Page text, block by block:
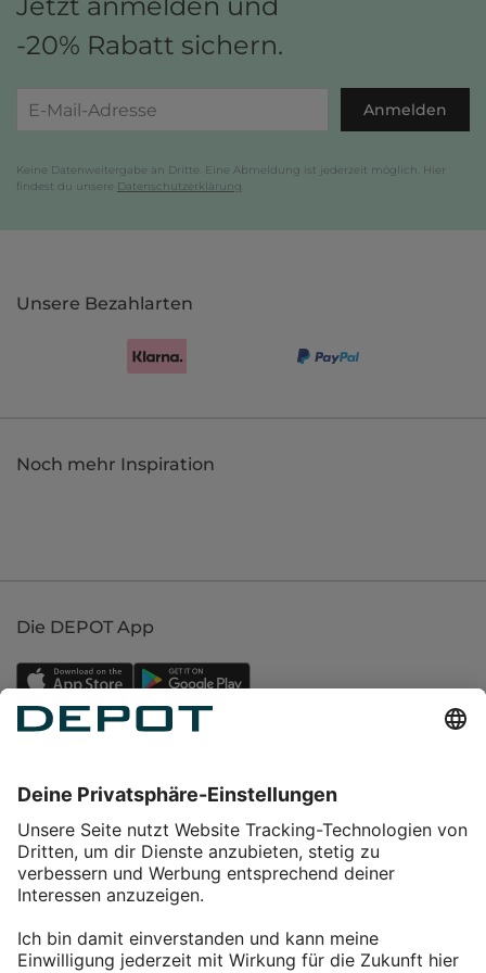
-20% Rabatt sichern.
Anmelden
Keine Datenweitergabe an Dritte. Eine Abmeldung ist jederzeit möglich. Hier
findest du unsere Datenschutzerklärung
Unsere Bezahlarten
Noch mehr Inspiration
Die DEPOT App
Service
Über DEPOT
Kontakt